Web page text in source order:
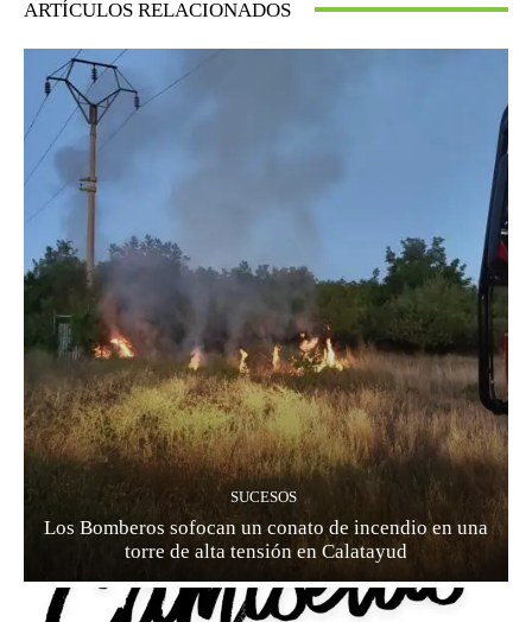
ARTÍCULOS RELACIONADOS
SUCESOS
Los Bomberos sofocan un conato de incendio en una
torre de alta tensión en Calatayud